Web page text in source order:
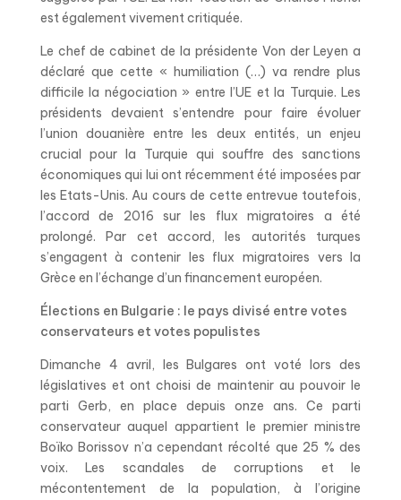
est également vivement critiquée.
Le chef de cabinet de la présidente Von der Leyen a
déclaré que cette « humiliation (…) va rendre plus
difficile la négociation » entre l’UE et la Turquie. Les
présidents devaient s’entendre pour faire évoluer
l’union douanière entre les deux entités, un enjeu
crucial pour la Turquie qui souffre des sanctions
économiques qui lui ont récemment été imposées par
les Etats-Unis. Au cours de cette entrevue toutefois,
l’accord de 2016 sur les flux migratoires a été
prolongé. Par cet accord, les autorités turques
s’engagent à contenir les flux migratoires vers la
Grèce en l’échange d’un financement européen.
Élections en Bulgarie : le pays divisé entre votes
conservateurs et votes populistes
Dimanche 4 avril, les Bulgares ont voté lors des
législatives et ont choisi de maintenir au pouvoir le
parti Gerb, en place depuis onze ans. Ce parti
conservateur auquel appartient le premier ministre
Boïko Borissov n’a cependant récolté que 25 % des
voix. Les scandales de corruptions et le
mécontentement de la population, à l’origine